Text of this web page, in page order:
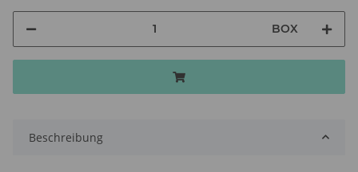
BOX
Beschreibung